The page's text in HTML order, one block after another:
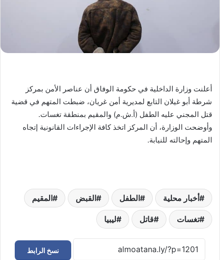
أعلنت وزارة الداخلية في حكومة الوفاق أن عناصر الأمن بمركز
شرطة أبو غيلان التابع لمديرية أمن غريان، ضبطت المتهم في قضية
قتل المجني عليه الطفل (أ.ش.م) والمقيم بمنطقة تغسات.
وأوضحت الوزارة، أن المركز اتخذ كافة الإجراءات القانونية إتجاه
المتهم وإحالته للنيابة.
أخبار محلية الطفل القبض المقيم
تغسات قاتل ليبيا
نسخ الرابط